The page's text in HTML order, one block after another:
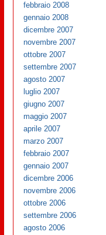
febbraio 2008
gennaio 2008
dicembre 2007
novembre 2007
ottobre 2007
settembre 2007
agosto 2007
luglio 2007
giugno 2007
maggio 2007
aprile 2007
marzo 2007
febbraio 2007
gennaio 2007
dicembre 2006
novembre 2006
ottobre 2006
settembre 2006
agosto 2006